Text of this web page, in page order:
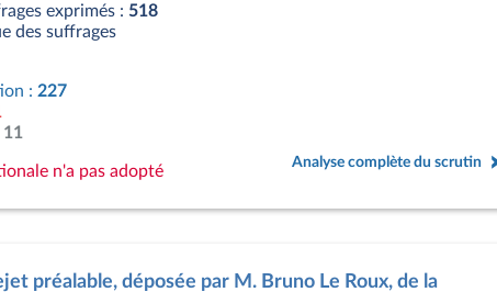
exprimés : 518
des suffrages
: 227
11
n'a pas adopté
Analyse complète du scrutin
préalable, déposée par M. Bruno Le Roux, de la